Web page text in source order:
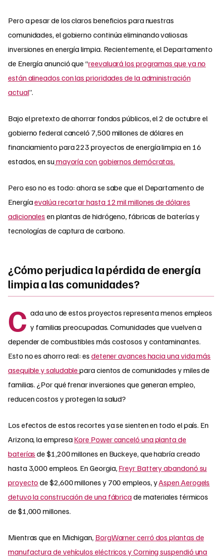
Pero a pesar de los claros beneficios para nuestras
comunidades, el gobierno continúa eliminando valiosas
inversiones en energía limpia. Recientemente, el Departamento
de Energía anunció que “reevaluará los programas que ya no
están alineados con las prioridades de la administración
actual”.
Bajo el pretexto de ahorrar fondos públicos, el 2 de octubre el
gobierno federal canceló 7,500 millones de dólares en
financiamiento para 223 proyectos de energía limpia en 16
estados, en sumayoría con gobiernos demócratas.
Pero eso no es todo: ahora se sabe que el Departamento de
Energíaevalúa recortar hasta 12 mil millones de dólares
adicionales en plantas de hidrógeno, fábricas de baterías y
tecnologías de captura de carbono.
¿Cómo perjudica la pérdida de energía
limpia a las comunidades?
C ada uno de estos proyectos representa menos empleos
y familias preocupadas. Comunidades que vuelven a
depender de combustibles más costosos y contaminantes.
Esto no es ahorro real: es detener avances hacia una vida más
asequible y saludablepara cientos de comunidades y miles de
familias. ¿Por qué frenar inversiones que generan empleo,
reducen costos y protegen la salud?
Los efectos de estos recortes ya se sienten en todo el país. En
Arizona, la empresaKore Power canceló una planta de
baterías de $1,200 millones en Buckeye, que habría creado
hasta 3,000 empleos. En Georgia, Freyr Battery abandonó su
proyecto de $2,600 millones y 700 empleos, yAspen Aerogels
detuvo la construcción de una fábricade materiales térmicos
de $1,000 millones.
Mientras que en Michigan, BorgWarner cerró dos plantas de
manufactura de vehículos eléctricos y Corning suspendió una